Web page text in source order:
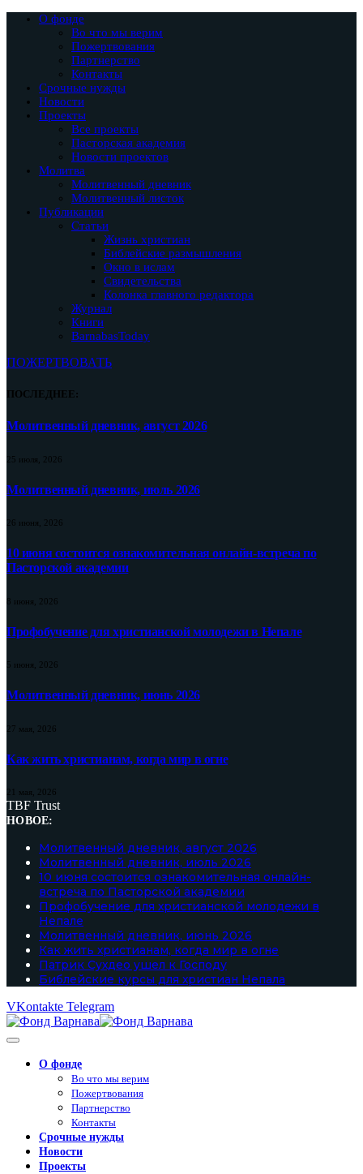
О фонде
Во что мы верим
Пожертвования
Партнерство
Контакты
Срочные нужды
Новости
Проекты
Все проекты
Пасторская академия
Новости проектов
Молитва
Молитвенный дневник
Молитвенный листок
Публикации
Статьи
Жизнь христиан
Библейские размышления
Окно в ислам
Свидетельства
Колонка главного редактора
Журнал
Книги
BarnabasToday
ПОЖЕРТВОВАТЬ
ПОСЛЕДНЕЕ:
Молитвенный дневник, август 2026
25 июля, 2026
Молитвенный дневник, июль 2026
26 июня, 2026
10 июня состоится ознакомительная онлайн-встреча по
Пасторской академии
8 июня, 2026
Профобучение для христианской молодежи в Непале
5 июня, 2026
Молитвенный дневник, июнь 2026
27 мая, 2026
Как жить христианам, когда мир в огне
21 мая, 2026
TBF Trust
НОВОЕ:
Молитвенный дневник, август 2026
Молитвенный дневник, июль 2026
10 июня состоится ознакомительная онлайн-
встреча по Пасторской академии
Профобучение для христианской молодежи в
Непале
Молитвенный дневник, июнь 2026
Как жить христианам, когда мир в огне
Патрик Сухдео ушел к Господу
Библейские курсы для христиан Непала
VKontakte Telegram
О фонде
Во что мы верим
Пожертвования
Партнерство
Контакты
Срочные нужды
Новости
Проекты